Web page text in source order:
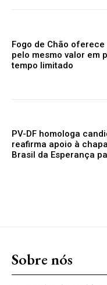
Fogo de Chão
pelo mesmo valor em
tempo limitado
PV-DF homologa
reafirma apoio à
Brasil da Esperança
Sobre nós